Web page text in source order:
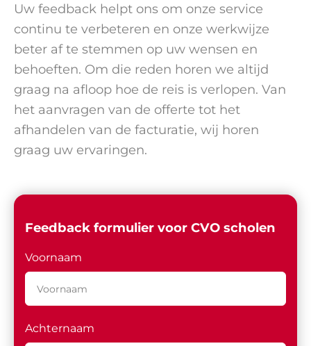
Uw feedback helpt ons om onze service
continu te verbeteren en onze werkwijze
beter af te stemmen op uw wensen en
behoeften. Om die reden horen we altijd
graag na afloop hoe de reis is verlopen. Van
het aanvragen van de offerte tot het
afhandelen van de facturatie, wij horen
graag uw ervaringen.
Feedback formulier voor CVO scholen
Voornaam
Achternaam